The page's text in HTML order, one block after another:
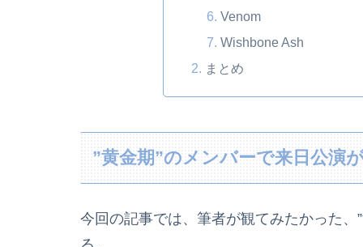
Venom
Wishbone Ash
まとめ
”黄金期”のメンバーで来日公演
今回の記事では、筆者が観てみたかった